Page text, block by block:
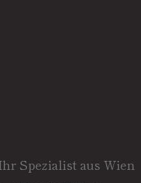
Spezialist aus Wien